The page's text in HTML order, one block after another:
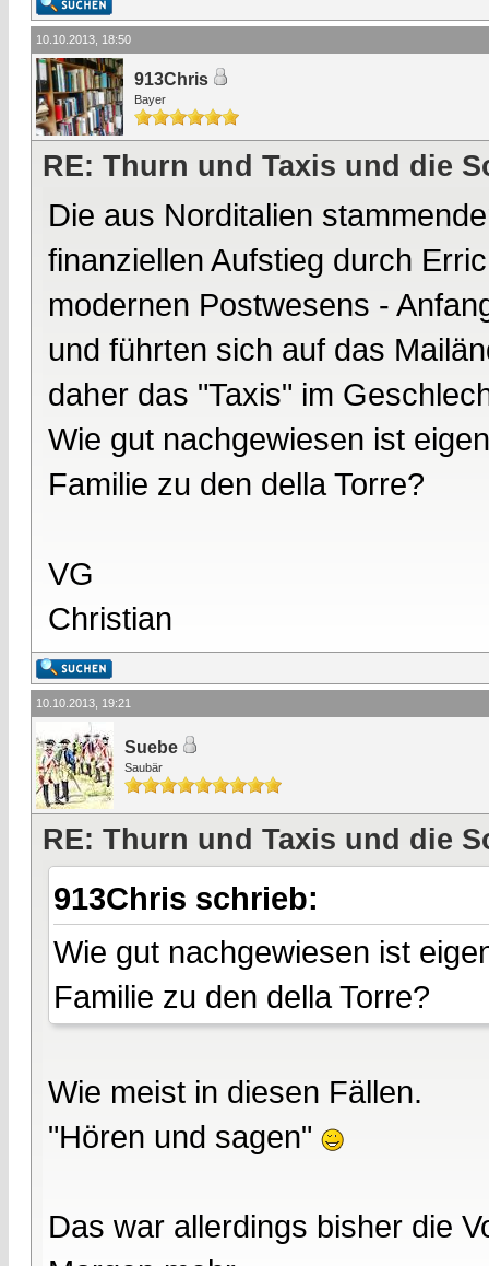
10.10.2013, 18:50
913Chris
Bayer
RE: Thurn und Taxis und die
Die aus Norditalien
finanziellen Aufstieg durch
modernen Postwesens -
und führten sich auf das
daher das "Taxis" im
Wie gut nachgewiesen ist
Familie zu den della Torre?
VG
Christian
10.10.2013, 19:21
Suebe
Saubär
RE: Thurn und Taxis und die
913Chris schrieb:
Wie gut nachgewiesen ist
Familie zu den della Torre?
Wie meist in diesen Fällen.
"Hören und sagen"
Das war allerdings bisher die